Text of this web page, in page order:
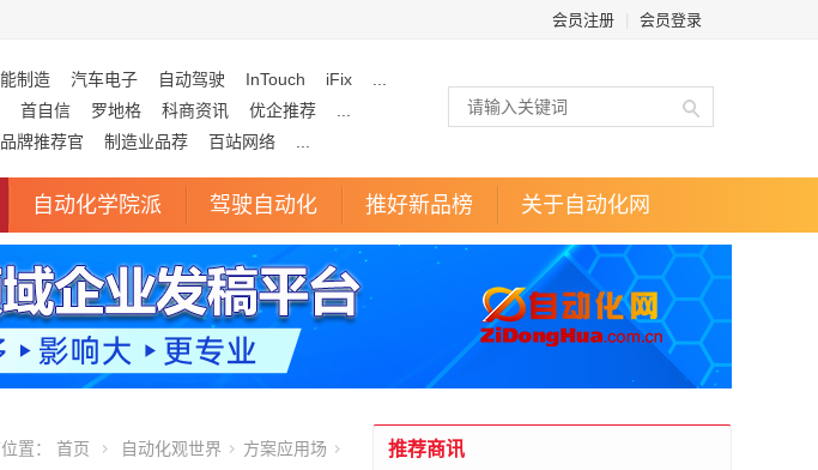
会员注册 会员登录
制造 汽车电子 自动驾驶 InTouch iFix
首自信 罗地格 科商资讯 优企推荐
品牌推荐官 制造业品荐 百站网络
自动化学院派 驾驶自动化 推好新品榜 关于自动化网
置： 首页 自动化观世界 方案应用场 推荐商讯